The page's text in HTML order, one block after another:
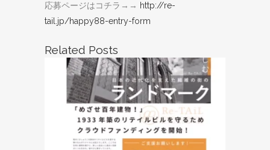
応募ページはコチラ→→ http://re-
tail.jp/happy88-entry-form
Related Posts